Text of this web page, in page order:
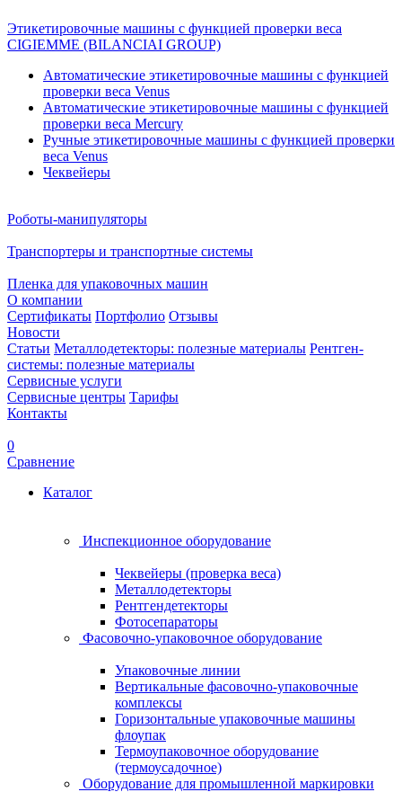
Этикетировочные машины с функцией проверки веса
CIGIEMME (BILANCIAI GROUP)
Автоматические этикетировочные машины с функцией
проверки веса Venus
Автоматические этикетировочные машины с функцией
проверки веса Mercury
Ручные этикетировочные машины с функцией проверки
веса Venus
Чеквейеры
Роботы-манипуляторы
Транспортеры и транспортные системы
Пленка для упаковочных машин
О компании
Сертификаты Портфолио Отзывы
Новости
Статьи Металлодетекторы: полезные материалы Рентген-
системы: полезные материалы
Сервисные услуги
Сервисные центры Тарифы
Контакты
0
Сравнение
Каталог
Инспекционное оборудование
Чеквейеры (проверка веса)
Металлодетекторы
Рентгендетекторы
Фотосепараторы
Фасовочно-упаковочное оборудование
Упаковочные линии
Вертикальные фасовочно-упаковочные
комплексы
Горизонтальные упаковочные машины
флоупак
Термоупаковочное оборудование
(термоусадочное)
Оборудование для промышленной маркировки